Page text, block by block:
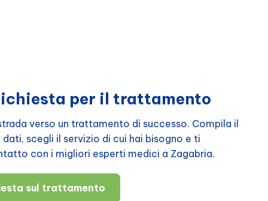
per il trattamento
verso un trattamento di successo. Compila il
scegli il servizio di cui hai bisogno e ti
con i migliori esperti medici a Zagabria.
sul trattamento